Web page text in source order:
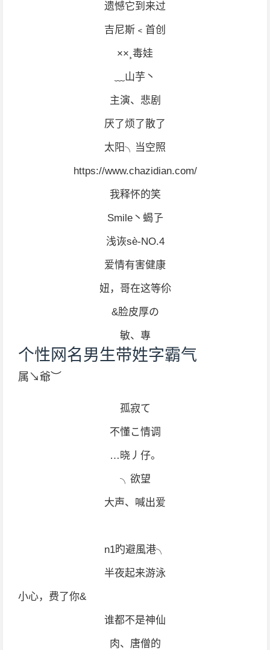
遗憾它到来过
吉尼斯﹤首创
××¸毒娃
﹏山芋丶
主演、悲剧
厌了烦了散了
太阳╮当空照
https://www.chazidian.com/
我释怀的笑
Smile丶蝎孒
浅诙sè-NO.4
爱情有害健康
妞，哥在这等伱
&脸皮厚の
敏、專
个性网名男生带姓字霸气
属↘爺︶
孤寂て
不懂こ情调
…晓丿仔。
╮欲望
大声、喊出爱
n1旳避風港╮
半夜起来游泳
小心，费了你&
谁都不是神仙
肉、唐僧的